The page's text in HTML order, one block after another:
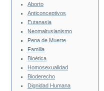
Aborto
Anticonceptivos
Eutanasia
Neomaltusianismo
Pena de Muerte
Familia
Bioética
Homosexualidad
Bioderecho
Dignidad Humana